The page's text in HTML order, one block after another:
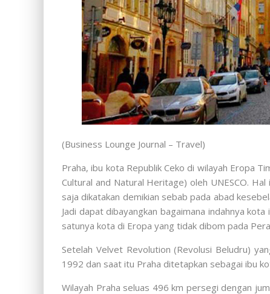
(Business Lounge Journal – Travel)
Praha, ibu kota Republik Ceko di wilayah Eropa
Cultural and Natural Heritage) oleh UNESCO.
saja dikatakan demikian sebab pada abad
Jadi dapat dibayangkan bagaimana indahnya
satunya kota di Eropa yang tidak dibom pada
Setelah Velvet Revolution (Revolusi Beludru)
1992 dan saat itu Praha ditetapkan sebagai ibu
Wilayah Praha seluas 496 km persegi dengan